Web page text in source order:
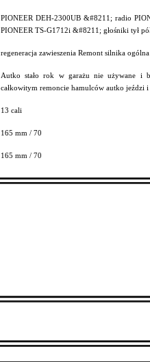
PIONEER DEH-2300UB &#8211; radio
PIONEER TS-G1712i &#8211; głośniki tył
regeneracja zawieszenia Remont silnika
Autko stało rok w garażu nie używane i
całkowitym remoncie hamulców autko jeździ
13 cali
165 mm / 70
165 mm / 70